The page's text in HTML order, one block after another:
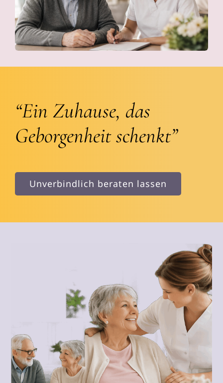
“Ein Zuhause, das
Geborgenheit schenkt”
Unverbindlich beraten lassen